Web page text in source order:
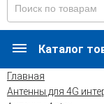
Каталог
Главная
Антенны для 4G